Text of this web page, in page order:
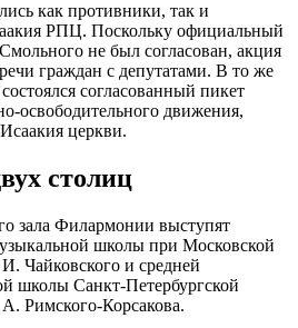
как противники, так и
РПЦ. Поскольку официальный
не был согласован, акция
граждан с депутатами. В то же
согласованный пикет
освободительного движения,
церкви.
столиц
зала Филармонии выступят
школы при Московской
Чайковского и средней
школы Санкт-Петербургской
Римского-Корсакова.